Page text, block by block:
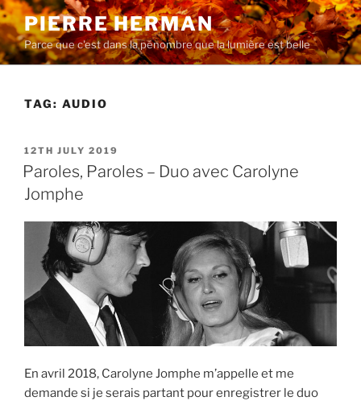
Skip
to
content
PIERRE HERMAN
Parce que c'est dans la pénombre que la lumière est belle
TAG: AUDIO
POSTED
ON
12TH JULY 2019
Paroles, Paroles – Duo avec Carolyne
Jomphe
En avril 2018, Carolyne Jomphe m’appelle et me
demande si je serais partant pour enregistrer le duo